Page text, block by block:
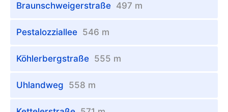
Braunschweigerstraße 497 m
Pestalozziallee 546 m
Köhlerbergstraße 555 m
Uhlandweg 558 m